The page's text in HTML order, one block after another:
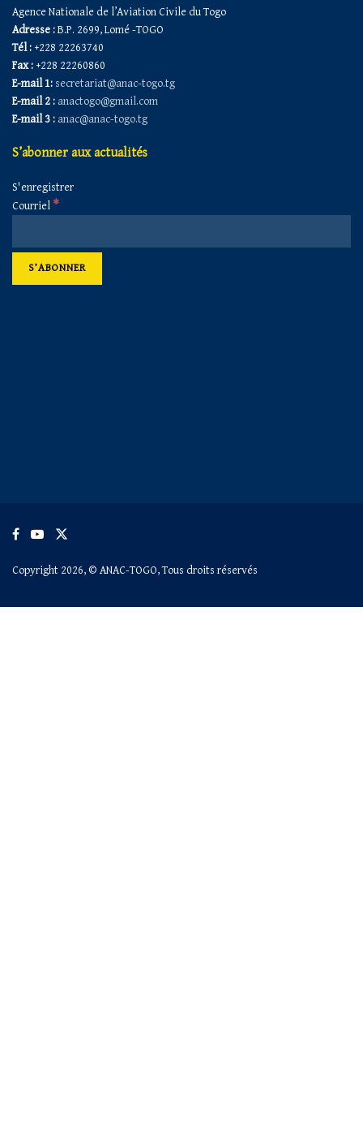
Agence Nationale de l’Aviation Civile du Togo
Adresse :B.P. 2699, Lomé -TOGO
Tél : +228 22263740
Fax : +228 22260860
E-mail 1: secretariat@anac-togo.tg
E-mail 2 : anactogo@gmail.com
E-mail 3 : anac@anac-togo.tg
S’abonner aux actualités
S'enregistrer
Courriel*
Copyright 2026, © ANAC-TOGO, Tous droits réservés